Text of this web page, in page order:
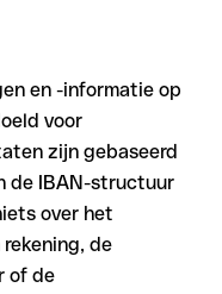
en -informatie op
voor
zijn gebaseerd
de IBAN-structuur
over het
de
of de